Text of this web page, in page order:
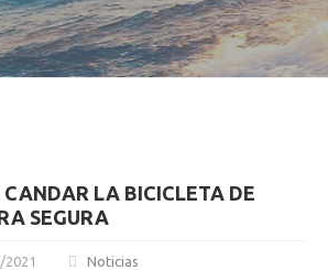
CANDAR LA BICICLETA DE
SEGURA
2021 Noticias